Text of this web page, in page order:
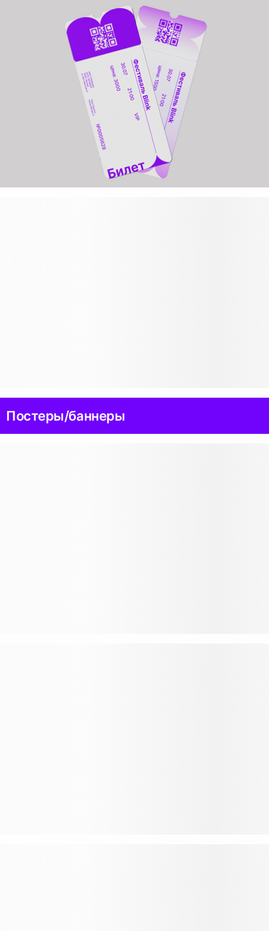
Постеры/баннеры